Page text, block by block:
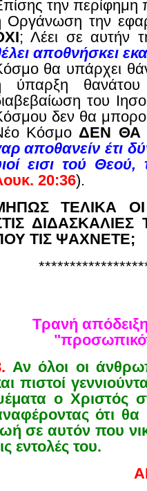
την
Οργάνωση την
; Λέει σε αυτήν
αποθνήσκει
θα υπάρχει
ύπαρξη
του
δεν θα
ΚόσμοΔΕΝ ΘΑ
αποθανείν έτι
εισι τού
20:36).
ΤΕΛΙΚΑ ΟΙ
ΤΙΣ ΨΑΧΝΕΤΕ;
Τρανή
Αν όλοι οι
πιστοί
ο Χριστός
ότι θα
σε αυτόν που
εντολές του.